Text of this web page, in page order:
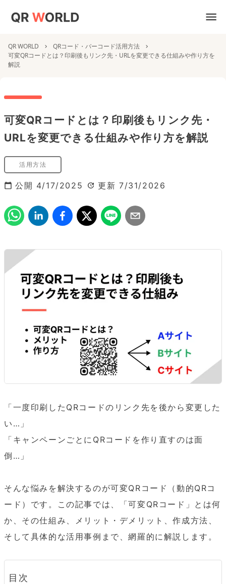
QR WORLD
QRコード・バーコード活用方法
可変QRコードとは？印刷後もリンク先・URLを変更できる仕組みや作り方を
解説
可変QRコードとは？印刷後もリンク先・
URLを変更できる仕組みや作り方を解説
活用方法
公開 4/17/2025 更新 7/31/2026
「一度印刷したQRコードのリンク先を後から変更した
い…」
「キャンペーンごとにQRコードを作り直すのは面
倒…」
そんな悩みを解決するのが可変QRコード（動的QRコ
ード）です。この記事では、「可変QRコード」とは何
か、その仕組み、メリット・デメリット、作成方法、
そして具体的な活用事例まで、網羅的に解説します。
目次